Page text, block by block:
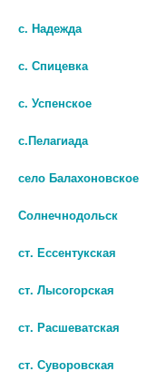
ИНГАЛЯТОРА AMNB-500 /
с. Надежда
с. Спицевка
с. Успенское
с.Пелагиада
село Балахоновское
Солнечнодольск
ст. Ессентукская
ст. Лысогорская
ст. Расшеватская
ст. Суворовская